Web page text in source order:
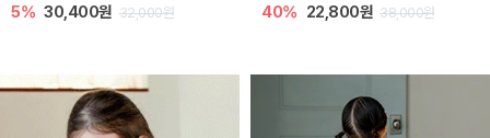
5% 30,400원 32,000원 40% 22,800원 38,000원